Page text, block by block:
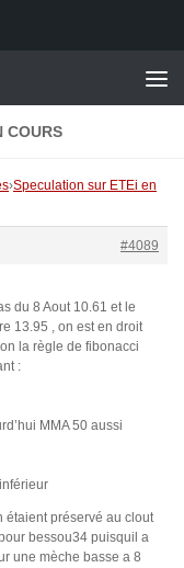
COURS
›Speculation sur ETEi en
#4089
du 8 Aout 10.61 et le
13.95 , on est en droit
la règle de fibonacci
:
MMA 50 aussi
étaient préservé au clout
bessou34 puisquil a
une mèche basse a 8